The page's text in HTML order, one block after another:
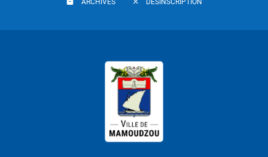
ARCHIVES DÉSINSCRIPTION